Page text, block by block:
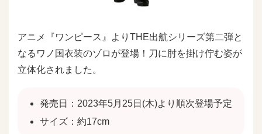
アニメ『ワンピース』よりTHE出航シリーズ第二弾と
なるワノ国衣装のゾロが登場！刀に肘を掛け佇む姿が
立体化されました。
発売日：2023年5月25日(木)より順次登場予定
サイズ：約17cm